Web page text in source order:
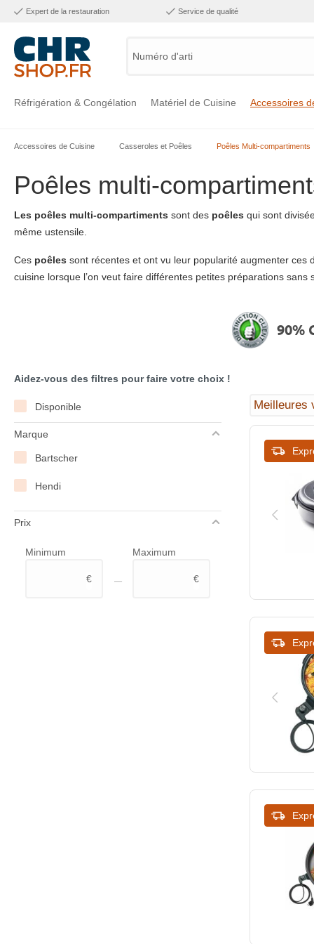
Expert de la restauration Service de qualité
Numéro d'article, cat
Réfrigération & Congélation Matériel de Cuisine Accessoires
Accessoires de Cuisine Casseroles et Poêles Poêles Multi-compartiments
Poêles multi-
Les poêles multi-compartiments sont des poêles qui sont
même ustensile.
Ces poêles sont récentes et ont vu leur popularité augmenter
cuisine lorsque l’on veut faire différentes petites préparations sans
90%
Aidez-vous des filtres pour faire votre choix !
Disponible
Marque
Bartscher
Hendi
Prix
Minimum
€ –
Maximum
€